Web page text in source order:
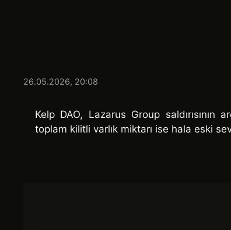
26.05.2026, 20:08
Kelp DAO, Lazarus Group saldırısının
toplam kilitli varlık miktarı ise hala eski